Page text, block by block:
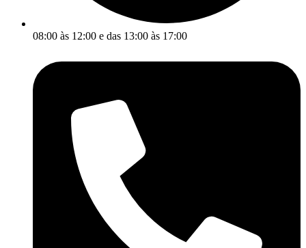
08:00 às 12:00 e das 13:00 às 17:00